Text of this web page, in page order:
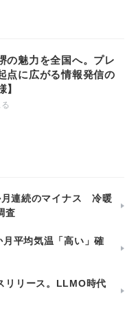
の魅力を全国へ。プレ
点に広がる情報発信の
】
月連続のマイナス 冷暖
査
平均気温「高い」確
リリース。LLMO時代